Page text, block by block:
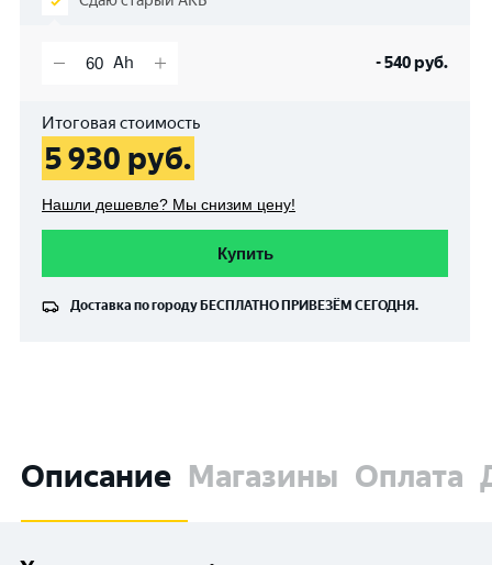
-540руб.
Итоговая стоимость
5 930 руб.
Нашли дешевле? Мы снизим цену!
Купить
Доставка по городу БЕСПЛАТНО ПРИВЕЗЁМ СЕГОДНЯ.
Описание Магазины Оплата